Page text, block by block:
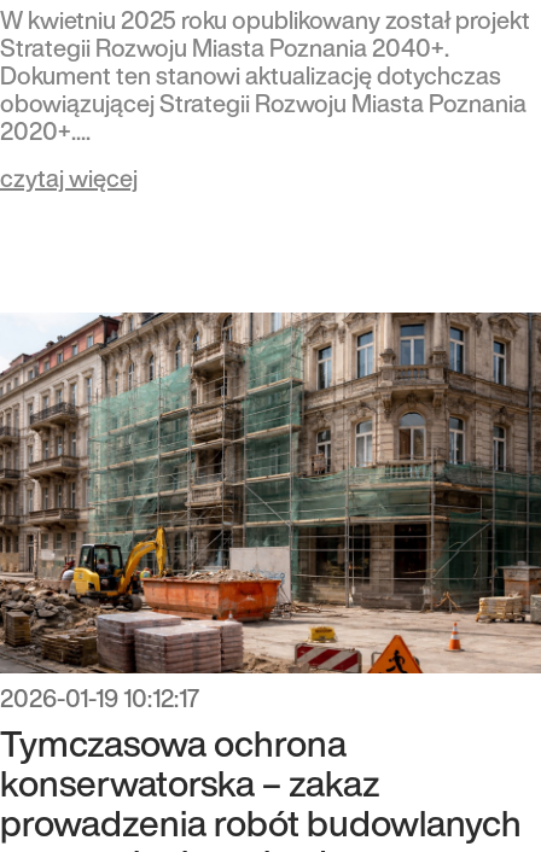
W kwietniu 2025 roku opublikowany został projekt
Strategii Rozwoju Miasta Poznania 2040+.
Dokument ten stanowi aktualizację dotychczas
obowiązującej Strategii Rozwoju Miasta Poznania
2020+....
czytaj więcej
2026-01-19 10:12:17
Tymczasowa ochrona
konserwatorska – zakaz
prowadzenia robót budowlanych